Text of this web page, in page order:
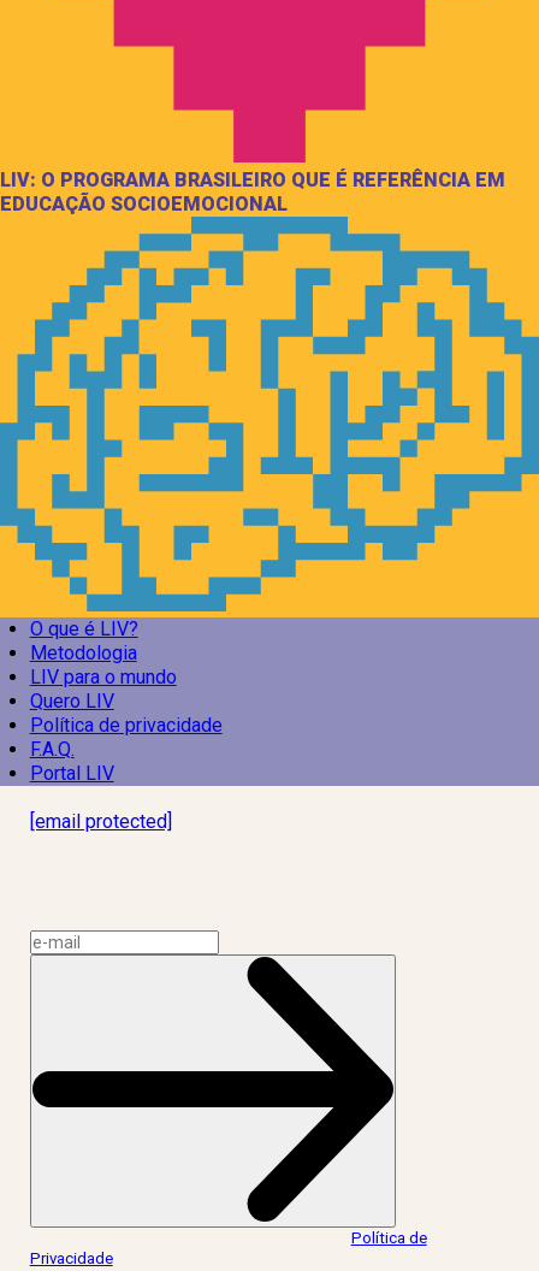
LIV: O PROGRAMA BRASILEIRO QUE É REFERÊNCIA EM
EDUCAÇÃO SOCIOEMOCIONAL
O que é LIV?
Metodologia
LIV para o mundo
Quero LIV
Política de privacidade
F.A.Q.
Portal LIV
[email protected]
Política de
Privacidade.